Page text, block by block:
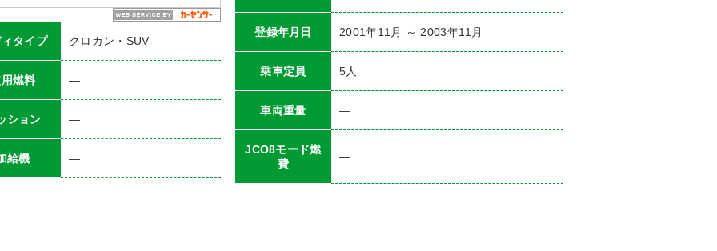
タイプ クロカン・SUV
燃料 ―
ション ―
給機 ―
登録年月日 2001年11月 ～ 2003年11月
乗車定員 5人
車両重量 ―
JCO8モード燃
費
―